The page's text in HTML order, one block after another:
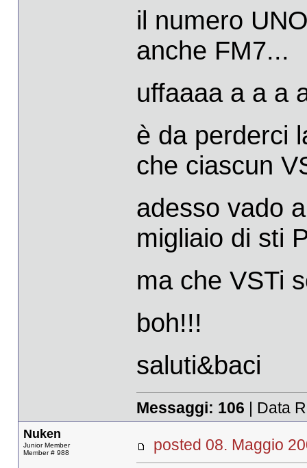
il numero
anche FM7...
uffaaaa a a a
è da perderci
che ciascun
adesso vado
migliaio di sti
ma che VSTi
boh!!!
saluti&baci
Messaggi: 106 | Data
Nuken
Junior Member
Member # 988
posted 08. Maggio